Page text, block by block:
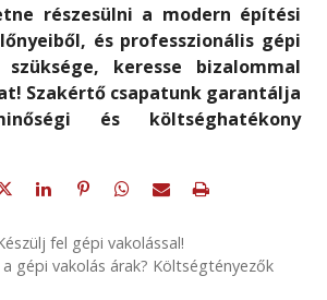
részesülni a modern építési
és professzionális gépi
keresse bizalommal
Szakértő csapatunk garantálja
és költséghatékony
fel gépi vakolással!
gépi vakolás árak? Költségtényezők